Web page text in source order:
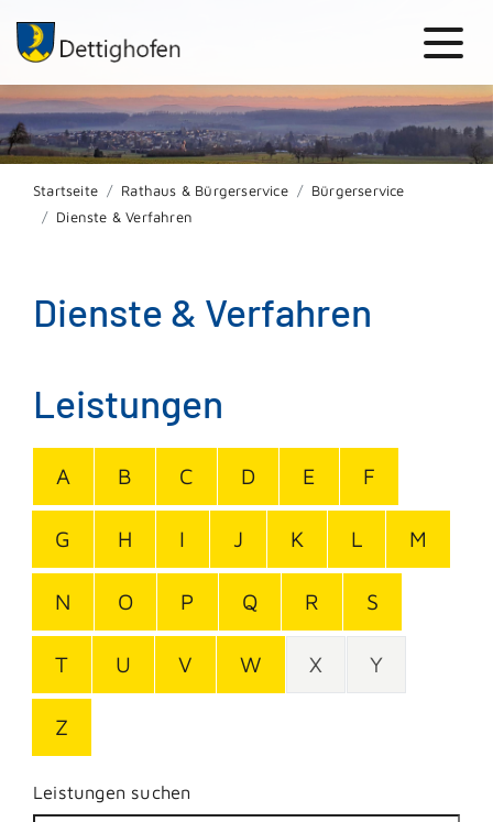
Startseite Rathaus & Bürgerservice
Bürgerservice
Dienste & Verfahren
Dienste & Verfahren
Leistungen
A B C D E F
G H I J K L M
N O P Q R S
T U V W X Y
Z
Leistungen suchen